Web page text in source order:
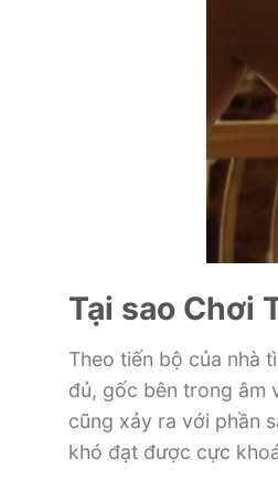
Tại sao Chơi
Theo tiến bộ của nhà
đủ, gốc bên trong âm
cũng xảy ra với phần
khó đạt được cực